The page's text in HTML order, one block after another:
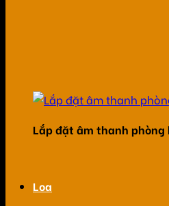
Lắp đặt âm thanh phòng
Loa